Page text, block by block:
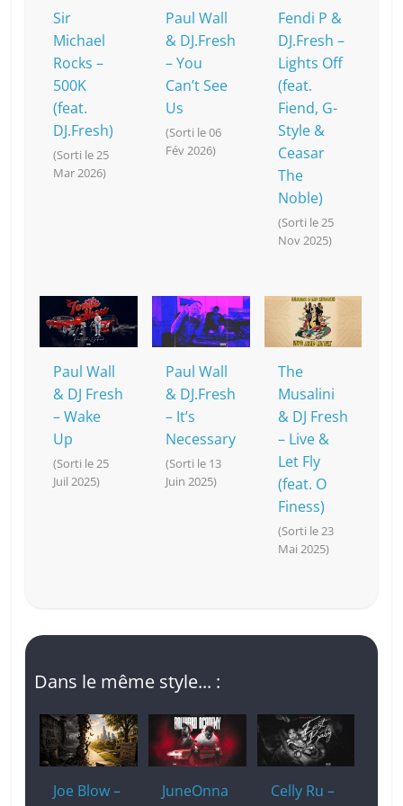
Sir
Michael
Rocks –
500K
(feat.
DJ.Fresh)
(Sorti le 25
Mar 2026)
Paul Wall
& DJ.Fresh
– You
Can’t See
Us
(Sorti le 06
Fév 2026)
Fendi P &
DJ.Fresh –
Lights Off
(feat.
Fiend, G-
Style &
Ceasar
The
Noble)
(Sorti le 25
Nov 2025)
Paul Wall
& DJ Fresh
– Wake
Up
(Sorti le 25
Juil 2025)
Paul Wall
& DJ.Fresh
– It’s
Necessary
(Sorti le 13
Juin 2025)
The
Musalini
& DJ Fresh
– Live &
Let Fly
(feat. O
Finess)
(Sorti le 23
Mai 2025)
Dans le même style... :
Joe Blow –
JuneOnna
Celly Ru –